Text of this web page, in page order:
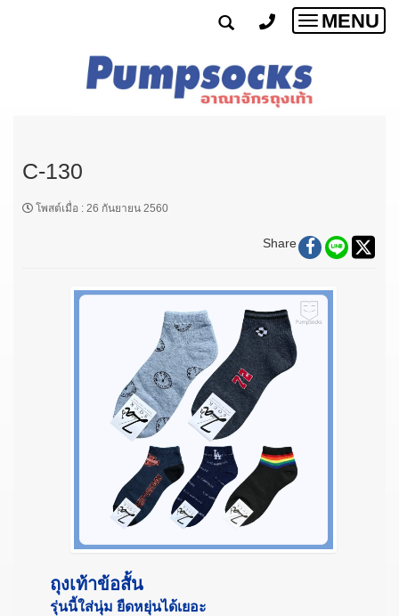
Toggle
MENU
C-130
โพสต์เมื่อ : 26 กันยายน 2560
Share
ถุงเท้าข้อสั้น
รุ่นนี้ใส่นุ่ม ยืดหยุ่นได้เยอะ